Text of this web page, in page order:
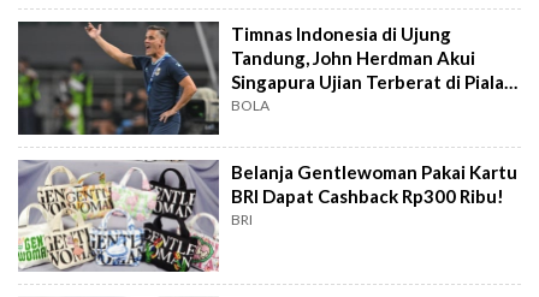
Timnas Indonesia di Ujung
Tandung, John Herdman Akui
Singapura Ujian Terberat di Piala
AFF 2026
BOLA
Belanja Gentlewoman Pakai Kartu
BRI Dapat Cashback Rp300 Ribu!
BRI